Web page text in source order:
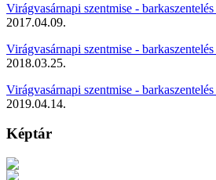
Virágvasárnapi szentmise - barkaszentelés
2017.04.09.
Virágvasárnapi szentmise - barkaszentelés
2018.03.25.
Virágvasárnapi szentmise - barkaszentelés
2019.04.14.
Képtár